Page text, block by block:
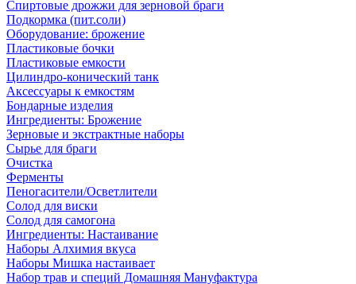
Спиртовые дрожжи для зерновой браги
Подкормка (пит.соли)
Оборудование: брожение
Пластиковые бочки
Пластиковые емкости
Цилиндро-конический танк
Аксессуары к емкостям
Бондарные изделия
Ингредиенты: Брожение
Зерновые и экстрактные наборы
Сырье для браги
Очистка
Ферменты
Пеногасители/Осветлители
Солод для виски
Солод для самогона
Ингредиенты: Настаивание
Наборы Алхимия вкуса
Наборы Мишка настаивает
Набор трав и специй Домашняя Мануфактура